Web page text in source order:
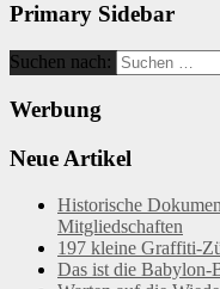
Primary Sidebar
Suchen nach:
Werbung
Neue Artikel
Historische
Mitgliedschaften
197 kleine Graffiti-
Das ist die Babylon-